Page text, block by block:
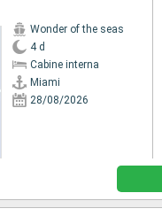
Wonder of the seas
4 d
Cabine interna
Miami
28/08/2026